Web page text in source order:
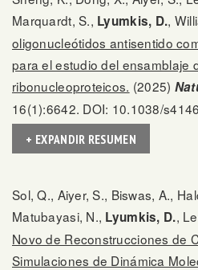
Marquardt, S., Lyumkis, D.,
oligonucleótidos antisentido
para el estudio del ensamblaje
ribonucleoproteicos. (2025)
16(1):6642. DOI: 10.1038/
+ EXPANDIR RESUMEN
Sol, Q., Aiyer, S., Biswas, A.,
Matubayasi, N., Lyumkis, D.,
Novo de Reconstrucciones de
Simulaciones de Dinámica